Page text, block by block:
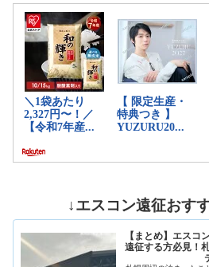
↓エスコン遠征おす
【まとめ】エスコ
遠征する方必見！